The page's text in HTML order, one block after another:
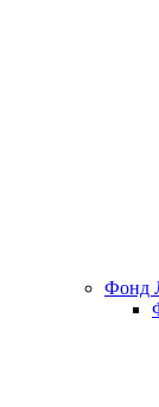
Фонд